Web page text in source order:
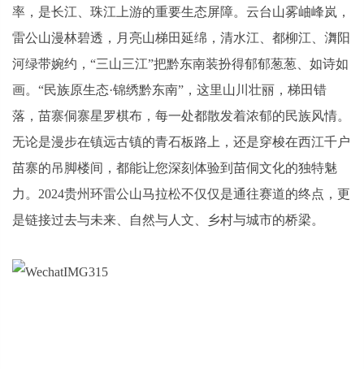
率，是长江、珠江上游的重要生态屏障。云台山雾岫峰岚，
雷公山漫林碧透，月亮山梯田延绵，清水江、都柳江、㵲阳
河绿带婉约，“三山三江”把黔东南装扮得郁郁葱葱、如诗如
画。“民族原生态·锦绣黔东南”，这里山川壮丽，梯田错
落，苗寨侗寨星罗棋布，每一处都散发着浓郁的民族风情。
无论是漫步在镇远古镇的青石板路上，还是穿梭在西江千户
苗寨的吊脚楼间，都能让您深刻体验到苗侗文化的独特魅
力。2024贵州环雷公山马拉松不仅仅是通往赛道的终点，更
是链接过去与未来、自然与人文、乡村与城市的桥梁。